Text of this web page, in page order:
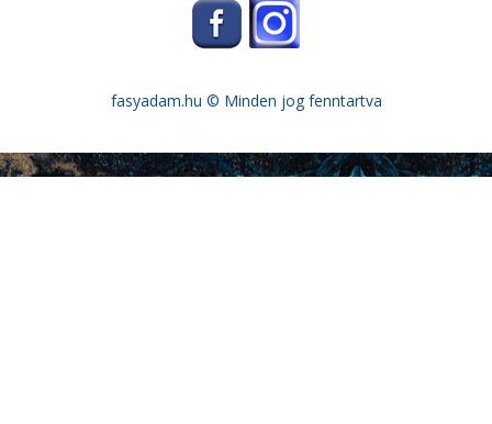
fasyadam.hu © Minden jog fenntartva